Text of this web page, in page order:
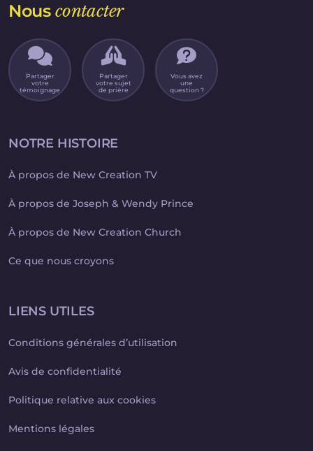
Nouscontacter
Partager
votre
témoignage
Partager
votre sujet
de prière
Vous avez
une
question ?
NOTRE HISTOIRE
À propos de New Creation TV
À propos de Joseph & Wendy Prince
À propos de New Creation Church
Ce que nous croyons
LIENS UTILES
Conditions générales d’utilisation
Avis de confidentialité
Politique relative aux cookies
Mentions légales